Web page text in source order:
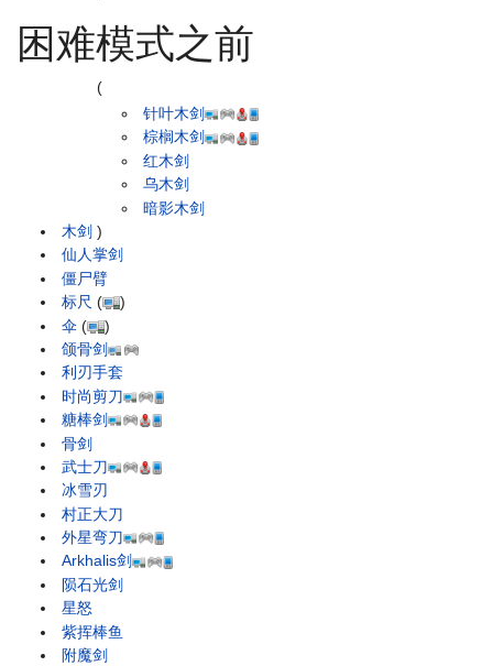
困难模式之前
木剑
(
针叶木剑
棕榈木剑
红木剑
乌木剑
暗影木剑
)
仙人掌剑
僵尸臂
标尺 (
)
伞 (
)
颌骨剑
利刃手套
时尚剪刀
糖棒剑
骨剑
武士刀
冰雪刃
村正大刀
外星弯刀
Arkhalis剑
陨石光剑
星怒
紫挥棒鱼
附魔剑